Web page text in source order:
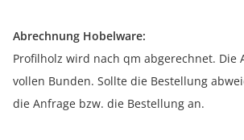
Abrechnung Hobelware:
Profilholz wird nach qm abgerechnet. Die
vollen Bunden. Sollte die Bestellung
die Anfrage bzw. die Bestellung an.